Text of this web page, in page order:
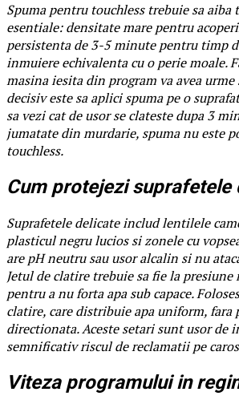
Spuma pentru touchless trebuie sa
esentiale: densitate mare pentru
persistenta de 3-5 minute pentru timp
inmuiere echivalenta cu o perie moale.
masina iesita din program va avea urme
decisiv este sa aplici spuma pe o
sa vezi cat de usor se clateste dupa 3
jumatate din murdarie, spuma nu este
touchless.
Cum protejezi suprafetele
Suprafetele delicate includ lentilele
plasticul negru lucios si zonele cu
are pH neutru sau usor alcalin si nu
Jetul de clatire trebuie sa fie la presiune
pentru a nu forta apa sub capace.
clatire, care distribuie apa uniform, fara
directionata. Aceste setari sunt usor de
semnificativ riscul de reclamatii pe
Viteza programului in